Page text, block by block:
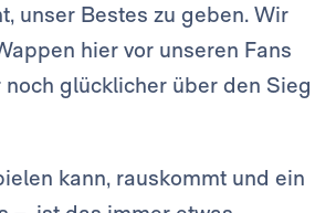
unser Bestes zu geben. Wir
hier vor unseren Fans
glücklicher über den Sieg
kann, rauskommt und ein